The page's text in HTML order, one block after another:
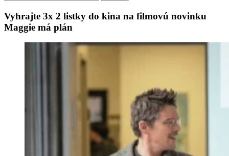
Vyhrajte 3x 2 listky do kina na filmovú novinku
Maggie má plán